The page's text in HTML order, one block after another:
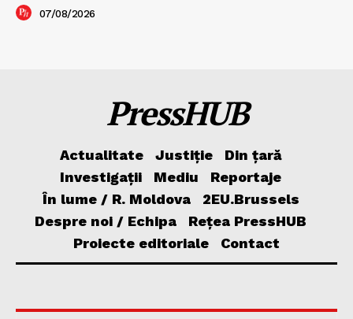
07/08/2026
PressHUB
Actualitate Justiție
Din țară
Investigații
Mediu
Reportaje
În lume / R. Moldova
2EU.Brussels
Despre noi / Echipa
Rețea PressHUB
Proiecte editoriale
Contact